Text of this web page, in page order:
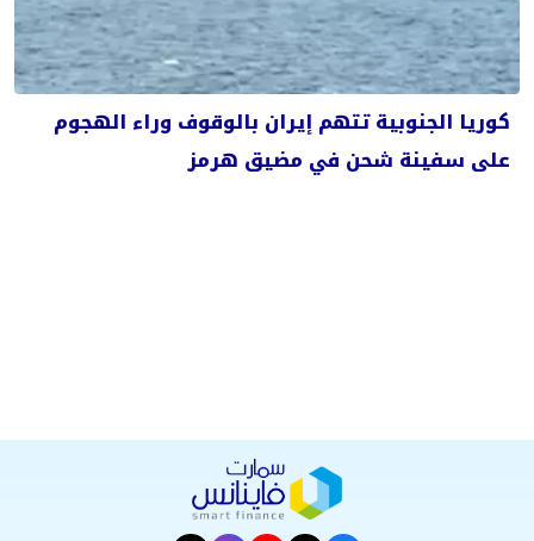
كوريا الجنوبية تتهم إيران بالوقوف وراء الهجوم
على سفينة شحن في مضيق هرمز